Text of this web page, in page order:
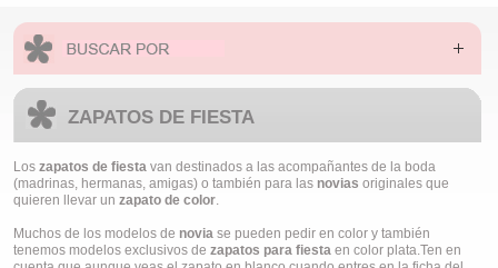
ZAPATOS DE FIESTA
Los zapatos de fiesta van destinados a las acompañantes de la boda
(madrinas, hermanas, amigas) o también para las novias originales que
quieren llevar un zapato de color.
Muchos de los modelos de novia se pueden pedir en color y también
tenemos modelos exclusivos de zapatos para fiesta en color plata.Ten en